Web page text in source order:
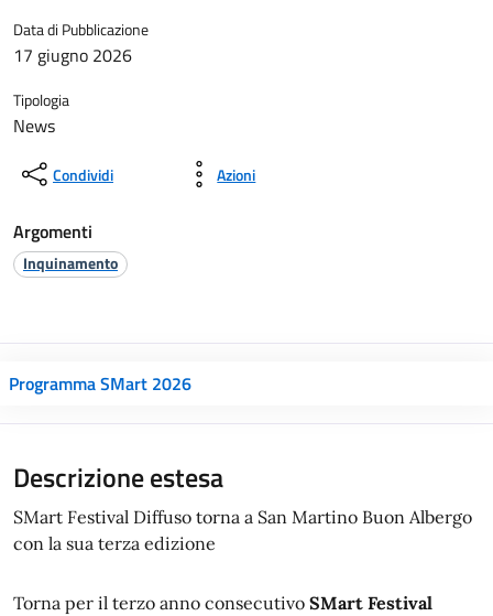
Data di Pubblicazione
17 giugno 2026
Tipologia
News
Condividi Azioni
Argomenti
Inquinamento
Programma SMart 2026
Descrizione estesa
SMart Festival Diffuso torna a San Martino Buon Albergo
con la sua terza edizione
Torna per il terzo anno consecutivo SMart Festival